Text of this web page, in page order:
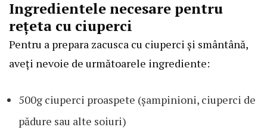
Ingredientele necesare pentru
rețeta cu ciuperci
Pentru a prepara zacusca cu ciuperci și smântână,
aveți nevoie de următoarele ingrediente:
500g ciuperci proaspete (șampinioni, ciuperci de
pădure sau alte soiuri)